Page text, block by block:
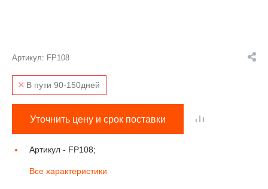
Артикул: FP108
В пути 90-150дней
Уточнить цену и срок поставки
Артикул - FP108;
Все характеристики